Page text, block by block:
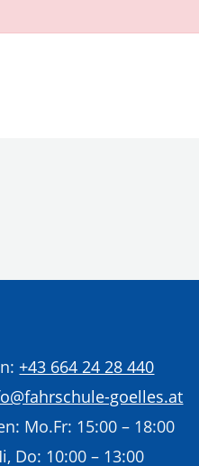
+43 664 24 28 440
goelles.at
Mo.Fr: 15:00 – 18:00
Do: 10:00 – 13:00